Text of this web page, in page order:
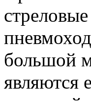
большой
являются